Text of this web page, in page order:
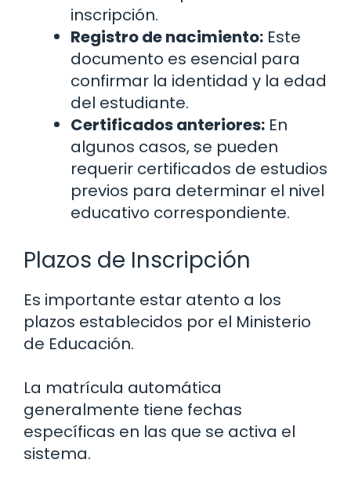
inscripción.
Registro de nacimiento: Este
documento es esencial para
confirmar la identidad y la edad
del estudiante.
Certificados anteriores: En
algunos casos, se pueden
requerir certificados de estudios
previos para determinar el nivel
educativo correspondiente.
Plazos de Inscripción
Es importante estar atento a los
plazos establecidos por el Ministerio
de Educación.
La matrícula automática
generalmente tiene fechas
específicas en las que se activa el
sistema.